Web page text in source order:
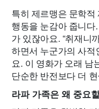
특히 제르맹은 문학
행동을 눈감아 줍니
가 있잖아요. “취재니
하면서 누군가의 사
요. 이 영화가 오래 남
단순한 반전보다 더
라파 가족은 왜 중요